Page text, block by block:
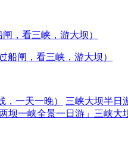
船闸，看三峡，游大坝）
一天一晚） 三峡大坝半日
两坝一峡全景一日游」三峡